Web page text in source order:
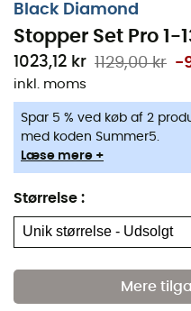
Black Diamond
Stopper Set Pro
1023,12 kr 1129,00 kr -
inkl. moms
Spar 5 % ved køb af 2
med koden Summer5.
Læse mere +
Størrelse :
Mere